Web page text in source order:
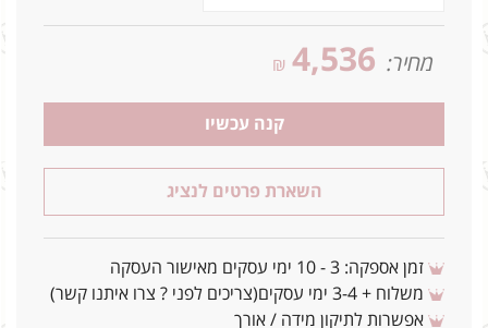
מחיר: 4,536
₪
קנה עכשיו
השארת פרטים לנציג
זמן אספקה: 3 - 10 ימי עסקים מאישור העסקה
משלוח + 3-4 ימי עסקים(צריכים לפני ? צרו איתנו קשר)
אפשרות לתיקון מידה / אורך